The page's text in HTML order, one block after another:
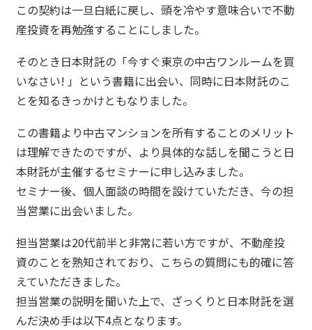
この契約は一旦白紙に戻し、頭を冷やす意味合いで不動
産投資を再勉強することにしました。
そのとき日本財託の「今すぐ東京の中古ワンルームを買
いなさい! 」という書籍に出会い、同時に日本財託のこ
とを知るきっかけともなりました。
この書籍より中古マンションを所有することのメリット
は理解できたのですが、より具体的な話しを聞こうと日
本財託が主催するセミナーに申し込みました。
セミナー後、個人面談の時間を設けていただき、今の担
当営業に出会いました。
担当営業は20代前半と非常に若い方ですが、不動産投
資のことを熟知されており、こちらの質問にも的確に答
えていただきました。
担当営業の説明を聞いた上で、ざっくりと日本財託を選
んだ決め手は以下4点となります。